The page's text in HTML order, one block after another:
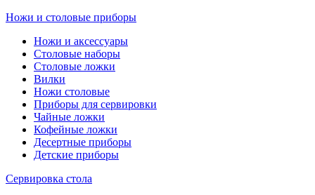
Ножи и столовые приборы
Ножи и аксессуары
Столовые наборы
Столовые ложки
Вилки
Ножи столовые
Приборы для сервировки
Чайные ложки
Кофейные ложки
Десертные приборы
Детские приборы
Сервировка стола